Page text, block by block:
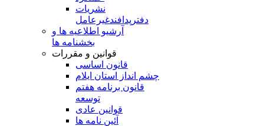
نشريات
دفترپدافندغيرعامل
آرشیو اطلاعیه ها و
بخشنامه ها
قوانین و مقررات
قانون اساسی
چشم انداز استان ایلام
قانون برنامه هفتم
توسعه
قوانین عادی
آئین نامه ها